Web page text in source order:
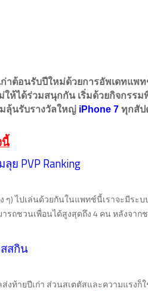
ก่าต้อนรับปีใหม่ด้วยการอัพเดทแพ
ห้ได้ร่วมสนุกกัน เริ่มด้วยกิจกรรม
ลุ้นรับรางวัลใหญ่ iPhone 7 ทุกสัป
นี้
ย PVP Ranking
ๆ) ไปเล่นด้วยกันในแพทช์นี้เราจะมีระ
ารถชวนเพื่อนได้สูงสุดถึง 4 คน หลังจา
สกิน
งท้ายปีเก่า ส่วนสเตตัสและความแรง